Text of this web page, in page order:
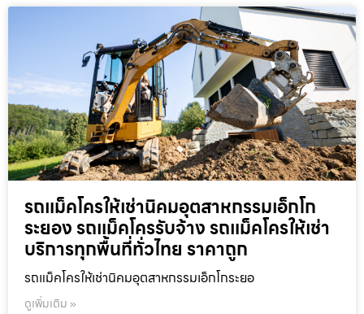
รถแม็คโครให้เช่านิคมอุตสาหกรรมเอ็กโก
ระยอง รถแม็คโครรับจ้าง รถแม็คโครให้เช่า
บริการทุกพื้นที่ทั่วไทย ราคาถูก
รถแม็คโครให้เช่านิคมอุตสาหกรรมเอ็กโกระยอ
ดูเพิ่มเติม »